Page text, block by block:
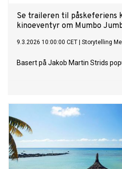
Se traileren til påskeferiens
kinoeventyr om Mumbo
9.3.2026 10:00:00 CET Storytelling
Basert på Jakob Martin Strids